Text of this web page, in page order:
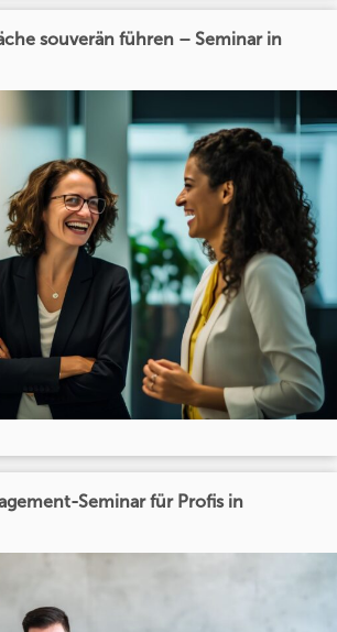
souverän führen – Seminar in
Seminar für Profis in